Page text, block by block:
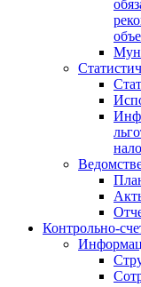
Контрольно-